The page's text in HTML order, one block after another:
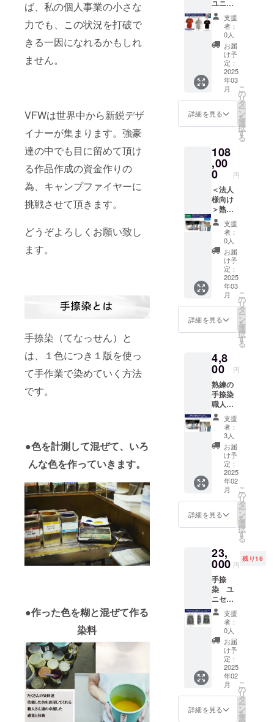
ば、私の個人事業の小さな
力でも、この状況を打破で
きる一因になれるかもしれ
ません。
VFWは世界中から新鋭デザ
イナーが集まります。強豪
達の中でも目に留めて頂け
る作品作成の資金作りの
為、キャンプファイヤーに
挑戦させて頂きます。
どうぞよろしくお願い致し
ます。
手捺染（てなっせん）と
は、１色につき１版を使っ
て手作業で染めていく方法
です。
●色を計測して混ぜて、いろ
んな色を作っていきます。
●作った色を糊と混ぜて作る
染料
チクチ
ク感を
感じる
場合が
ござい
ます。
・商品
初期不
良がご
ざいま
ら、商
品到着
以内に
ご連絡
お願い
致しま
す。
見える
場合が
ござい
ます。
・表記
寸法
は、個
人の測
り方や
生地の
縮率に
より、
ござい
ます。
・ラ
ミーの
ザラザ
ラ感・
チクチ
ク感を
感じる
場合が
ござい
ます。
・商品
初期不
良がご
ざいま
ら、商
品到着
ご連絡
お願い
致しま
す。
なって
見える
場合が
ござい
ます。
（２０
２５年
１月予
定）
また、
お礼の
メール
と一緒
に、鷲
野染工
場様の
連絡先
きま
す。 ②
体験希
望日が
決定さ
れまし
たら、
鷲野染
工場様
にご連
絡して
頂きま
して、
日程の
調整を
お願い
致しま
す。
つか候
補があ
ればあ
りがた
いで
す。
ご希望
の日程
と鷲野
様のス
ジュー
ルが合
わない
場合が
ま
す。
チケッ
トの有
効期限
は、チ
ケット
到着か
ら１年
間で
す。 ・
どうし
ても合
う日程
がない
など、
何かお
がござ
三宅さ
んとの
コラボ
商品！
貫禄の
ある金
彩を、
イン
ポート
テイス
トに仕
上げま
ハイブ
ランド
に並ぶ
商品だ
と思い
ます！
切りっ
ぱなし
の仕様
で、使
うごと
に味が
でま
す。 逆
開ファ
スナー
で、着
こなし
ユニ
セック
スで
す。 ★
ヴィン
テージ
レッド
は、ク
ラウド
ファン
ディン
グ限定
ラー！
将来プ
レミア
がつく
せた企
画です
（＾
＾） ・
金彩コ
ラボブ
ルゾン
・ス
トー
リー
ブッ
ク A５
サイズ
(今回の
プロ
トの内
ユニ
セック
スTシャ
ツ ス
トー
リー
ブッ
ク、お
礼のミ
ニレ
ター、
お礼の
メール
付き
世界的
に活躍
されて
いる金
彩職人
三宅さ
んとの
コラボ
商品! 貫
禄のあ
る金彩
を、イ
ンポー
トテイ
ストに
仕上げ
まし
た。 イ
ンポー
トハイ
ドに並
ぶ商品
だと思
いま
す！ ふ
くらみ
のある
金、ぼ
かした
金、色
も数色
組み合
わせ
た、技
を駆使
した深
みのあ
らに
ビーズ
刺繍を
加えて
おりま
す。 豪
華なが
らも、
ヴィン
テージ
調に仕
上げる
こと
で、深
みがあ
り落ち
着いた
支援
者：
0人
お届
け予
定：
2025
年03
月
詳細を見る
こ
の
リ
タ
ー
ン
を
選
択
す
る
108
,00
0 円
＜法人
様向け
＞熟練
の手捺
染職人
さんが
つくる
オリジ
ナルカ
ラーの
手拭い
ストー
リー
ブッ
ク、お
礼のミ
ター、
お礼の
メール
付き
コース
・手捺
染職人
さんが
つくる
手拭
い ２
５枚 ・
ストー
リー
ブッ
ク A5
サイ
ロジェ
クトの
内容や
手捺染
の説明
などを
記載し
たブッ
クで
す） ・
お礼の
ミニレ
ター
１枚 ・
お礼の
メー
ル
支援
者：
0人
お届
け予
定：
2025
年03
月
詳細を見る
こ
の
リ
タ
ー
ン
を
選
択
す
る
4,8
00 円
熟練の
手捺染
職人さ
んがつ
くる手
拭い ス
トー
リー
ブッ
ク、お
礼のミ
ニレ
ター、
お礼の
メール
付き
・手捺
染職人
さんが
つくる
手拭い
・ス
トー
リー
ブッ
ク A5
サイズ
（今回
のプロ
ジェク
トの内
容や手
捺染の
支援
者：
3人
お届
け予
定：
2025
年02
月
詳細を見る
こ
の
リ
タ
ー
ン
を
選
択
す
る
23,
000 円
残り16
手捺
染 ユ
ニセッ
クス
カモフ
ラー
ジュ柄
プル
オー
バー
マス
ター
ド ス
トー
リー
支援
者：
0人
お届
け予
定：
2025
年02
月
詳細を見る
こ
の
リ
タ
ー
ン
を
選